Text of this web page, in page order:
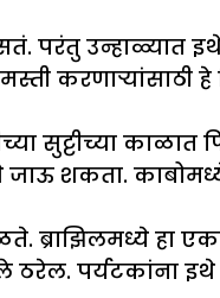
परंतु
सुट्टीच्या काळात
जाऊ शकता.
ब्राझिलमध्ये हा
ठरेल. पर्यटकांना